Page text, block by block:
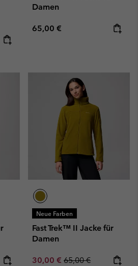
Damen
Regular price:
65,00 €
Neue Farben
Fast Trek™ II Jacke für
Damen
Sale price:
30,00 € Regular price:
65,00 €